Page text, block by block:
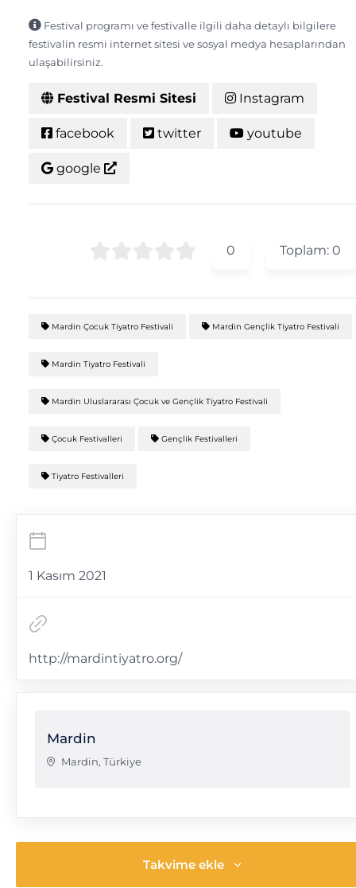
Festival programı ve festivalle ilgili daha detaylı bilgilere
festivalin resmi internet sitesi ve sosyal medya hesaplarından
ulaşabilirsiniz.
Festival Resmi Sitesi Instagram
facebook twitter youtube
google
0 Toplam: 0
Mardin Çocuk Tiyatro Festivali Mardin Gençlik Tiyatro Festivali
Mardin Tiyatro Festivali
Mardin Uluslararası Çocuk ve Gençlik Tiyatro Festivali
Çocuk Festivalleri Gençlik Festivalleri
Tiyatro Festivalleri
1 Kasım 2021
http://mardintiyatro.org/
Mardin
Mardin, Türkiye
Takvime ekle